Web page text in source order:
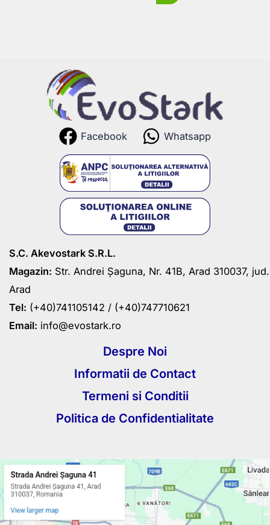
Facebook Whatsapp
S.C. Akevostark S.R.L.
Magazin: Str. Andrei Șaguna, Nr. 41B, Arad 310037, jud.
Arad
Tel: (+40)741105142 / (+40)747710621
Email: info@evostark.ro
Despre Noi
Informatii de Contact
Termeni si Conditii
Politica de Confidentialitate